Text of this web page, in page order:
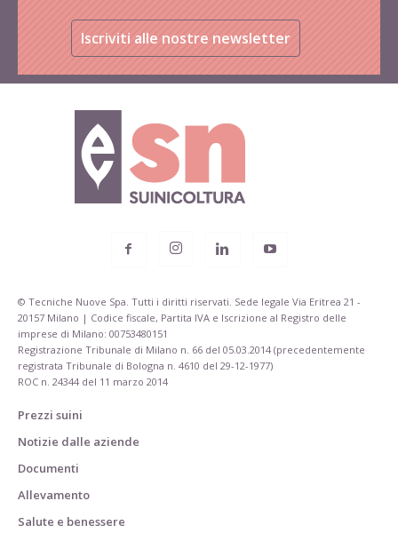
Iscriviti alle nostre newsletter
© Tecniche Nuove Spa. Tutti i diritti riservati. Sede legale Via Eritrea 21 -
20157 Milano | Codice fiscale, Partita IVA e Iscrizione al Registro delle
imprese di Milano: 00753480151
Registrazione Tribunale di Milano n. 66 del 05.03.2014 (precedentemente
registrata Tribunale di Bologna n. 4610 del 29-12-1977)
ROC n. 24344 del 11 marzo 2014
Prezzi suini
Notizie dalle aziende
Documenti
Allevamento
Salute e benessere